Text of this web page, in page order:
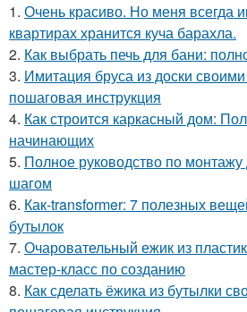
1. Очень красиво. Но меня всегда
квартирах хранится куча барахла.
2. Как выбрать печь для бани:
3. Имитация бруса из доски
пошаговая инструкция
4. Как строится каркасный дом:
начинающих
5. Полное руководство по
шагом
6. Как-transformer: 7 полезных
бутылок
7. Очаровательный ежик из
мастер-класс по созданию
8. Как сделать ёжика из бутылки